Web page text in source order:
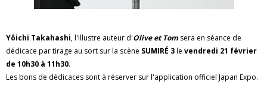
Yôichi Takahashi, l'illustre auteur d'Olive et Tom sera en séance de
dédicace par tirage au sort sur la scène SUMIRÉ 3le vendredi 21 février
de 10h30 à 11h30.
Les bons de dédicaces sont à réserver sur l'application officiel Japan Expo.